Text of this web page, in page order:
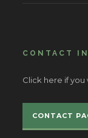
CONTACT
Click here if you
CONTACT